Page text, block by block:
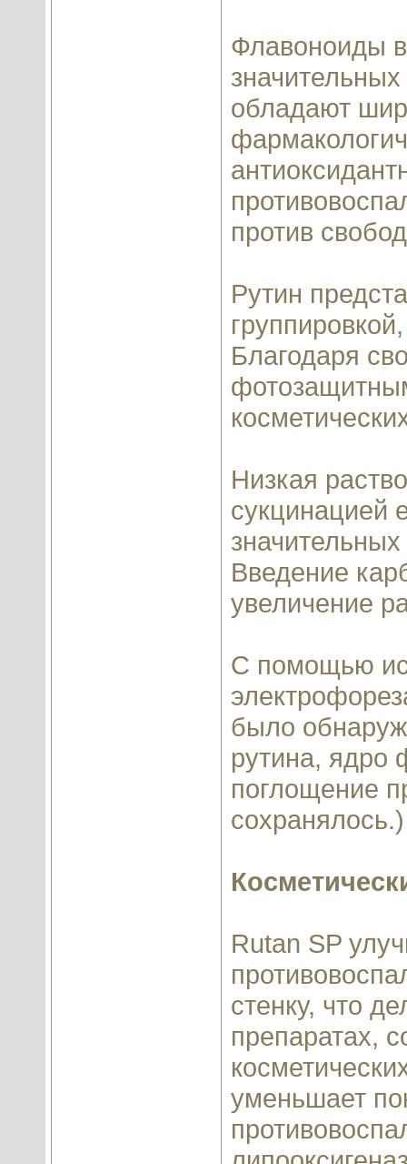
Флавоноиды
обладают
против
Рутин
Благодаря
Низкая
сукцинацией
Введение
увеличение
С помощью
было
рутина, ядро
поглощение
сохранялось.)
Rutan SP
стенку, что
препаратах,
уменьшает